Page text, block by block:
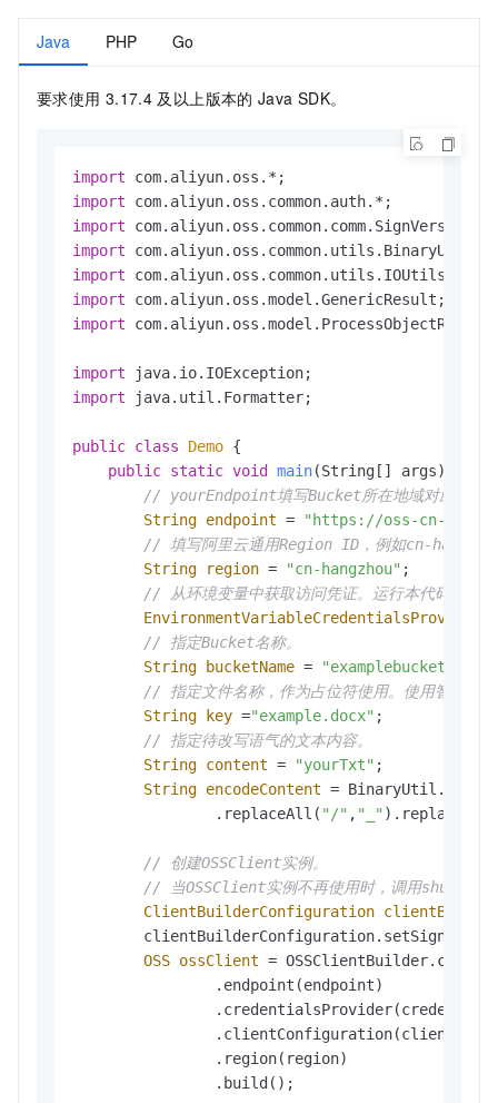
Java PHP Go
要求使用 3.17.4 及以上版本的 Java SDK。
import
import
import
import
import
import
import
import
import java.util.Formatter;
public class Demo {
public static void main(String[] args)
// yourEndpoint填写Bucket所在地域对应的
String endpoint =
"https://oss-cn-
// 填写阿里云通用Region ID，例如cn-
String
region = "cn-hangzhou" ;
// 从环境变量中获取访问凭证。运行本代码示例之前
EnvironmentVariableCredentialsProvider
// 指定Bucket名称。
String
bucketName = "examplebucket"
// 指定文件名称，作为占位符使用。使用智能文
String
key ="example.docx" ;
// 指定待改写语气的文本内容。
String content = "yourTxt" ;
String encodeContent =
                .replaceAll(
"/" , "_" ).replaceAll(
// 创建OSSClient实例。
// 当OSSClient实例不再使用时，调用shutdown
ClientBuilderConfiguration
OSS ossClient =
                .endpoint(endpoint)
                .region(region)
                .build();